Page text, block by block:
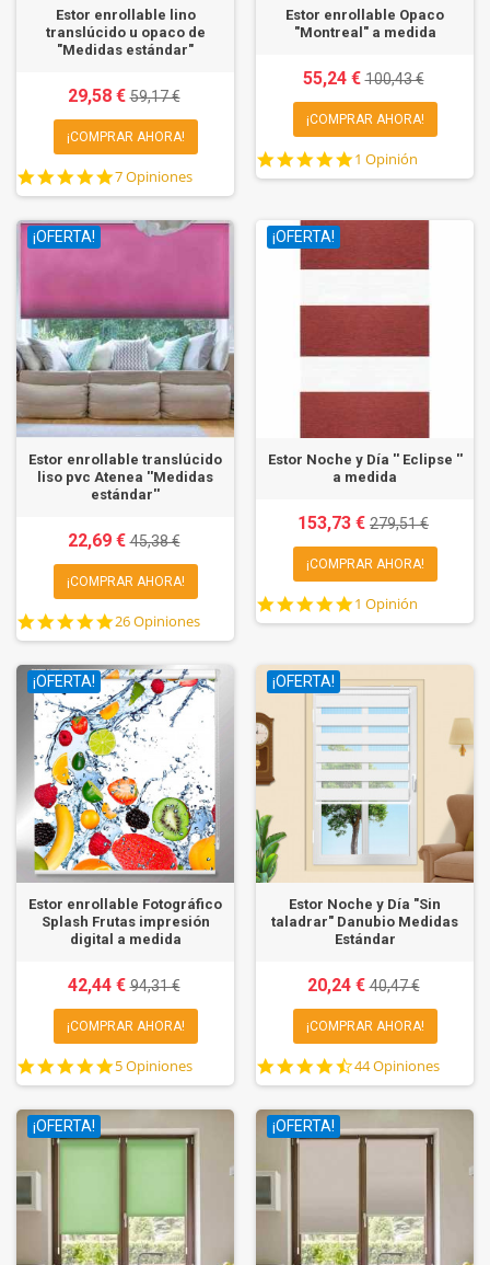
Estor enrollable lino
translúcido u opaco de
"Medidas estándar"
29,58 €59,17 €
¡COMPRAR AHORA!
4.9
star
7 Opiniones
Estor enrollable Opaco
"Montreal" a medida
55,24 €100,43 €
¡COMPRAR AHORA!
5.0
star
1 Opinión
¡OFERTA!
Estor enrollable translúcido
liso pvc Atenea ''Medidas
estándar''
22,69 €45,38 €
¡COMPRAR AHORA!
4.8
star
26 Opiniones
¡OFERTA!
Estor Noche y Día '' Eclipse ''
a medida
153,73 € 279,51 €
¡COMPRAR AHORA!
5.0
star
1 Opinión
¡OFERTA!
Estor enrollable Fotográfico
Splash Frutas impresión
digital a medida
42,44 €94,31 €
¡COMPRAR AHORA!
5.0
star
5 Opiniones
¡OFERTA!
Estor Noche y Día "Sin
taladrar" Danubio Medidas
Estándar
20,24 €40,47 €
¡COMPRAR AHORA!
4.7
star
44 Opiniones
¡OFERTA! ¡OFERTA!